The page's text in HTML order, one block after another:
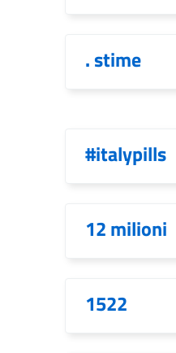
. stime
#italypills
12 milioni
1522